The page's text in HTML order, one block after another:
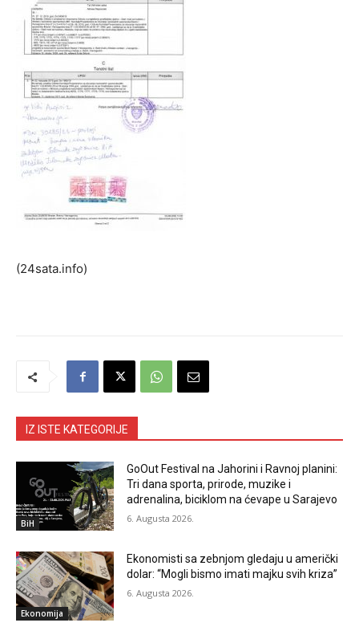
(24sata.info)
IZ ISTE KATEGORIJE
BiH
GoOut Festival na Jahorini i Ravnoj planini:
Tri dana sporta, prirode, muzike i
adrenalina, biciklom na ćevape u Sarajevo
6. Augusta 2026.
Ekonomija
Ekonomisti sa zebnjom gledaju u američki
dolar: “Mogli bismo imati majku svih kriza”
6. Augusta 2026.